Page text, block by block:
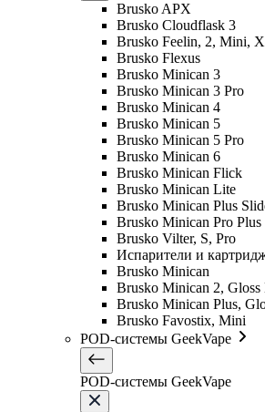
Brusko APX
Brusko Cloudflask 3
Brusko Feelin, 2, Mini, X
Brusko Flexus
Brusko Minican 3
Brusko Minican 3 Pro
Brusko Minican 4
Brusko Minican 5
Brusko Minican 5 Pro
Brusko Minican 6
Brusko Minican Flick
Brusko Minican Lite
Brusko Minican Plus
Brusko Minican Pro Plus
Brusko Vilter, S, Pro
Испарители и
Brusko Minican
Brusko Minican 2, Gloss
Brusko Minican Plus,
Brusko Favostix, Mini
POD-системы GeekVape
POD-системы GeekVape